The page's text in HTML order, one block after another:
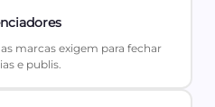
marcas exigem para fechar
e publis.